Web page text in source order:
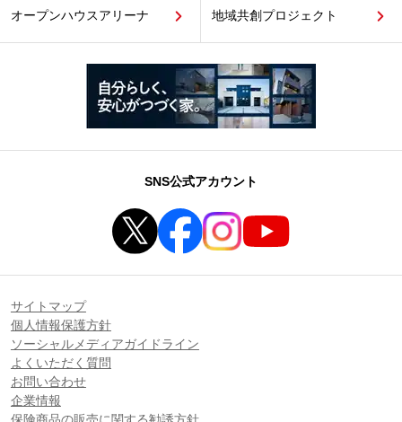
オープンハウスアリーナ 地域共創プロジェクト
SNS公式アカウント
サイトマップ
個人情報保護方針
ソーシャルメディアガイドライン
よくいただく質問
お問い合わせ
企業情報